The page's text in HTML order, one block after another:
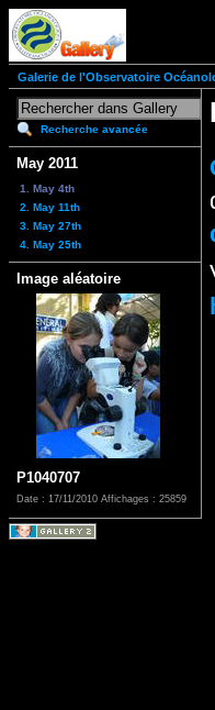
Galerie de l'Observatoire
Recherche avancée
May 2011
1. May 4th
2. May 11th
3. May 27th
4. May 25th
Image aléatoire
P1040707
Date : 17/11/2010 Affichages : 25859